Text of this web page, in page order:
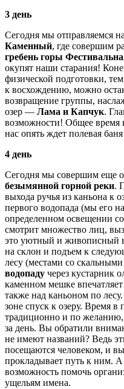
3 день
Сегодня мы отправляемся
Каменный, где совершим
гребень горы
окупят наши старания!
физической подготовки,
к восхождению, можно
возвращение группы,
озер — Лама и Капчук.
возможности! Общее время
нас опять ждет полевая
4 день
Сегодня мы совершим еще
безымянной горной реки.
выхода ручья из каньона к
первого водопада (мы его
определенном освещении
смотрит множество лиц,
это уютный и живописный
на склон и подъем к
лесу (местами со
водопаду через кустарник
каменном мешке
также над каньоном по
зоне спуск к озеру. Время
традиционно и по желанию,
за день. Вы обратили
не имеют названий? Ведь
посещаются человеком, и
прокладывает путь к ним. А
возможность помочь
ущельям имена.